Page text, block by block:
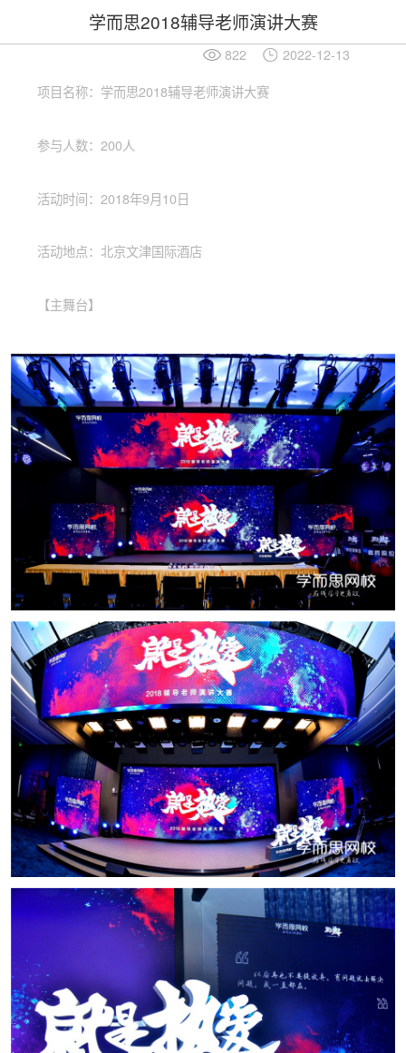
学而思2018辅导老师演讲大赛
822 2022-12-13
项目名称：学而思2018辅导老师演讲大赛
参与人数：200人
活动时间：2018年9月10日
活动地点：北京文津国际酒店
【主舞台】